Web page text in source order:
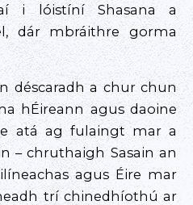
i lóistíní Shasana a
dár mbráithre gorma
déscaradh a chur chun
hÉireann agus daoine
atá ag fulaingt mar a
– chruthaigh Sasain an
agus Éire mar
trí chinedhíothú ar